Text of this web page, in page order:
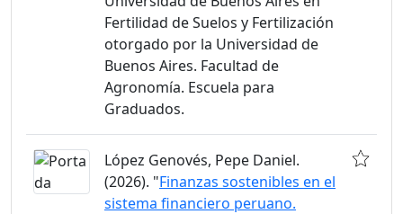
Fertilidad de Suelos y Fertilización
otorgado por la Universidad de
Buenos Aires. Facultad de
Agronomía. Escuela para
Graduados.
López Genovés, Pepe Daniel.
(2026). "Finanzas sostenibles en el
sistema financiero peruano.